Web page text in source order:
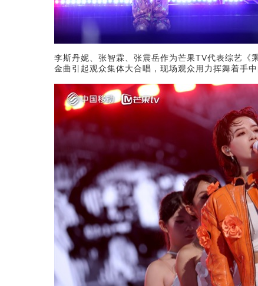
李斯丹妮、张智霖、张震岳作为芒果TV代表综艺《
金曲引起观众集体大合唱，现场观众用力挥舞着手